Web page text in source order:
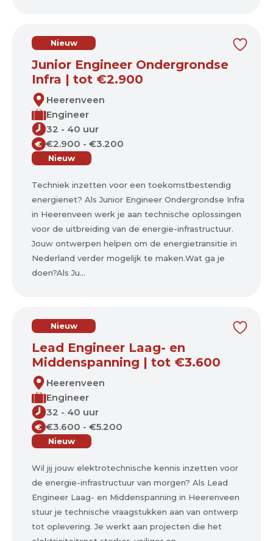
Nieuw
Junior Engineer Ondergrondse
Infra | tot €2.900
Heerenveen
Engineer
32 - 40 uur
€ €2.900 - €3.200
Nieuw
Techniek inzetten voor een toekomstbestendig
energienet? Als Junior Engineer Ondergrondse Infra
in Heerenveen werk je aan technische oplossingen
voor de uitbreiding van de energie-infrastructuur.
Jouw ontwerpen helpen om de energietransitie in
Nederland verder mogelijk te maken.Wat ga je
doen?Als Ju...
Nieuw
Lead Engineer Laag- en
Middenspanning | tot €3.600
Heerenveen
Engineer
32 - 40 uur
€ €3.600 - €5.200
Nieuw
Wil jij jouw elektrotechnische kennis inzetten voor
de energie-infrastructuur van morgen? Als Lead
Engineer Laag- en Middenspanning in Heerenveen
stuur je technische vraagstukken aan van ontwerp
tot oplevering. Je werkt aan projecten die het